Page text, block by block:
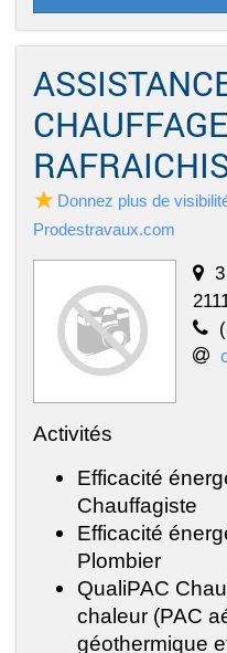
CHAUFFAGE
Donnez plus de
Prodestravaux.com
Activités
Efficacité
Chauffagiste
Efficacité
Plombier
QualiPAC
chaleur (PAC
géothermique